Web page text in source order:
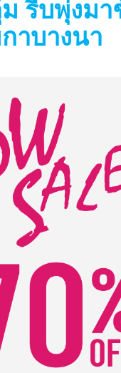
รีบพุ่งมา
าบางนา